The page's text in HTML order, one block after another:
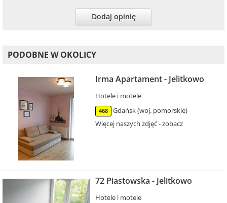
Dodaj opinię
PODOBNE W OKOLICY
Irma Apartament - Jelitkowo
Hotele i motele
468
Gdańsk (woj. pomorskie)
Więcej naszych zdjęć - zobacz
72 Piastowska - Jelitkowo
Hotele i motele